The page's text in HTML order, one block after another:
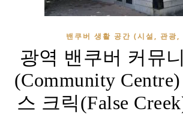
밴쿠버 생활 공간 (시설, 관광,
광역 밴쿠버 커뮤
(Community
스 크릭(False